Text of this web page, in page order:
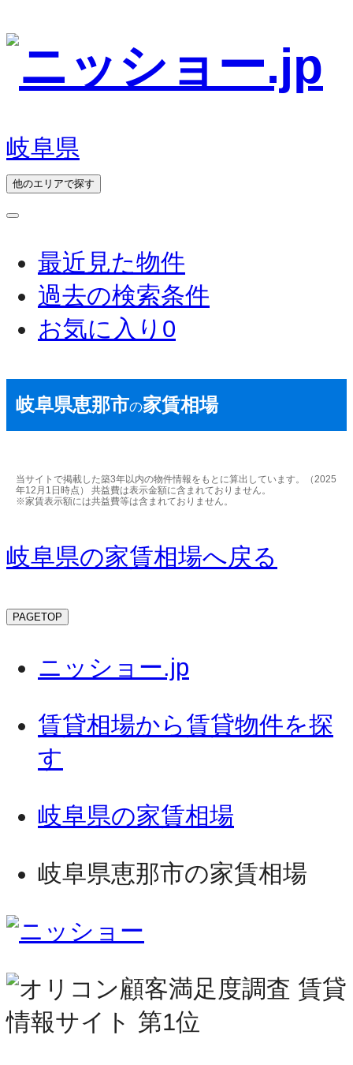
岐阜県
他のエリアで探す
最近見た物件
過去の検索条件
お気に入り 0
岐阜県恵那市の家賃相場
当サイトで掲載した築3年以内の物件情報をもとに算出しています。（2025
年12月1日時点） 共益費は表示金額に含まれておりません。
※家賃表示額には共益費等は含まれておりません。
岐阜県の家賃相場へ戻る
PAGETOP
ニッショー.jp
賃貸相場から賃貸物件を探
す
岐阜県の家賃相場
岐阜県恵那市の家賃相場